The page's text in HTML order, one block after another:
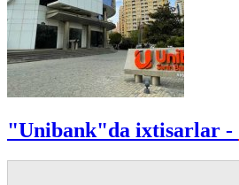
"Unibank"da ixtisarlar -